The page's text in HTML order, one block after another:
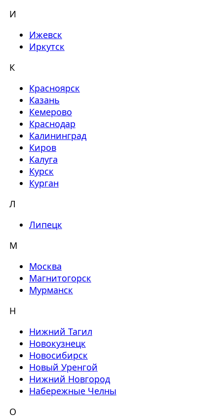
И
Ижевск
Иркутск
К
Красноярск
Казань
Кемерово
Краснодар
Калининград
Киров
Калуга
Курск
Курган
Л
Липецк
М
Москва
Магнитогорск
Мурманск
Н
Нижний Тагил
Новокузнецк
Новосибирск
Новый Уренгой
Нижний Новгород
Набережные Челны
О